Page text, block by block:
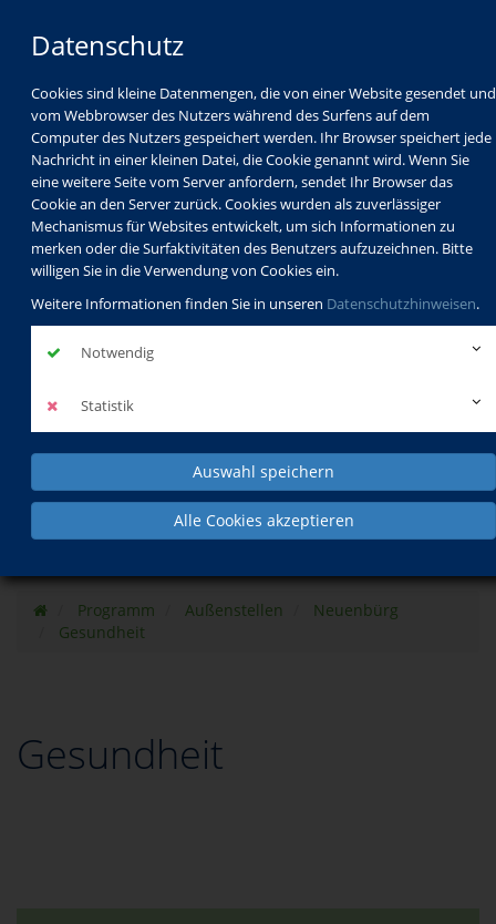
Datenschutz
Cookies sind kleine Datenmengen, die von einer Website gesendet und
vom Webbrowser des Nutzers während des Surfens auf dem
Computer des Nutzers gespeichert werden. Ihr Browser speichert jede
Nachricht in einer kleinen Datei, die Cookie genannt wird. Wenn Sie
eine weitere Seite vom Server anfordern, sendet Ihr Browser das
Cookie an den Server zurück. Cookies wurden als zuverlässiger
Mechanismus für Websites entwickelt, um sich Informationen zu
merken oder die Surfaktivitäten des Benutzers aufzuzeichnen. Bitte
willigen Sie in die Verwendung von Cookies ein.
Weitere Informationen finden Sie in unseren Datenschutzhinweisen.
Notwendig
Statistik
Auswahl speichern
Alle Cookies akzeptieren
Programm
Schulabschlüsse
Schulkindbetreuung
Service
Programm Außenstellen
Neuenbürg
Gesundheit
Gesundheit